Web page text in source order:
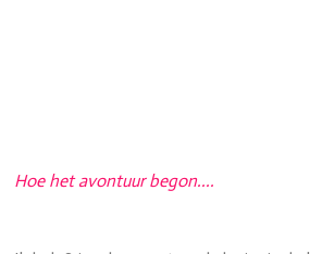
Hoe het avontuur begon....